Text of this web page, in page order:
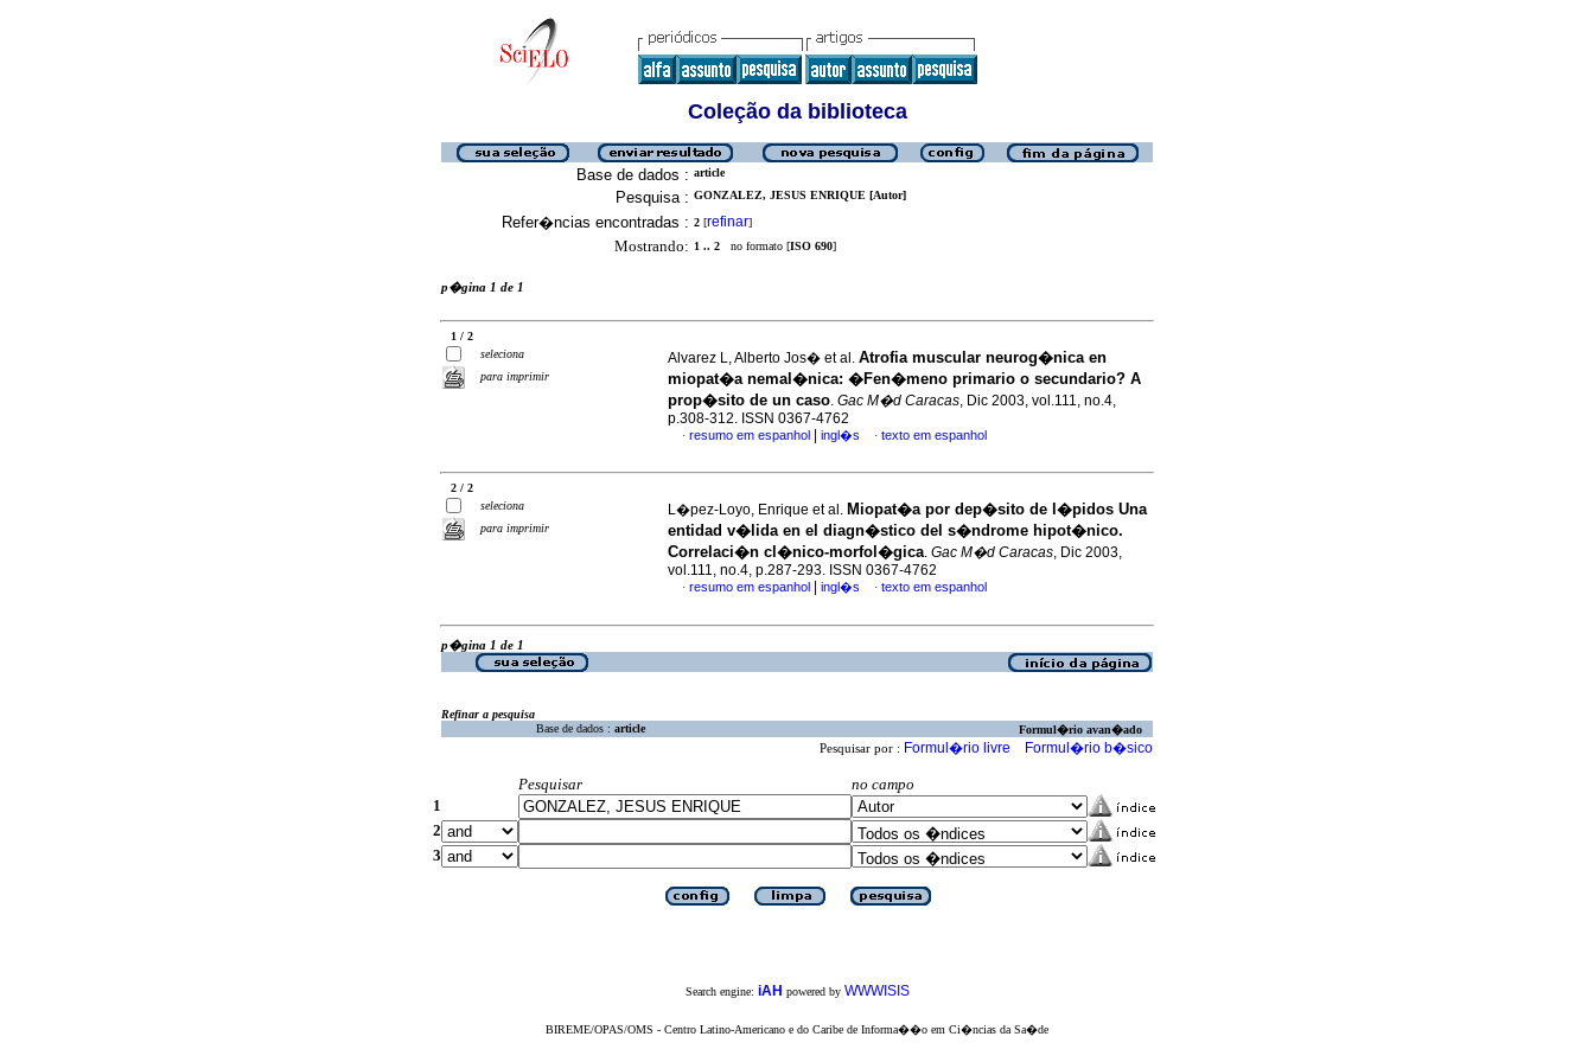
Coleção da biblioteca
Base de dados : article
Pesquisa : GONZALEZ, JESUS ENRIQUE [Autor]
Refer�ncias encontradas : 2 [refinar]
Mostrando: 1 .. 2 no formato [ISO 690]
p�gina 1 de 1
1 / 2
seleciona
para imprimir
Alvarez L, Alberto Jos� et al. Atrofia muscular neurog�nica en
miopat�a nemal�nica: �Fen�meno primario o secundario? A
prop�sito de un caso. Gac M�d Caracas, Dic 2003, vol.111, no.4,
p.308-312. ISSN 0367-4762
· resumo em espanhol ingl�s · texto em espanhol
2 / 2
seleciona
para imprimir
L�pez-Loyo, Enrique et al. Miopat�a por dep�sito de l�pidos Una
entidad v�lida en el diagn�stico del s�ndrome hipot�nico.
Correlaci�n cl�nico-morfol�gica. Gac M�d Caracas, Dic 2003,
vol.111, no.4, p.287-293. ISSN 0367-4762
· resumo em espanhol ingl�s · texto em espanhol
p�gina 1 de 1
Refinar a pesquisa
Base de dados : article Formul�rio avan�ado
Pesquisar por : Formul�rio livre Formul�rio b�sico
Pesquisar
no campo
1
2
3
Search engine: iAH powered by WWWISIS
BIREME/OPAS/OMS - Centro Latino-Americano e do Caribe de Informa��o em Ci�ncias da Sa�de